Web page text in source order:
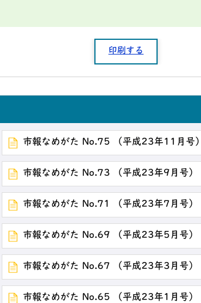
印刷する
市報なめがた No.75 （平成23年11月号）
市報なめがた No.73 （平成23年9月号）
市報なめがた No.71 （平成23年7月号）
市報なめがた No.69 （平成23年5月号）
市報なめがた No.67 （平成23年3月号）
市報なめがた No.65 （平成23年1月号）